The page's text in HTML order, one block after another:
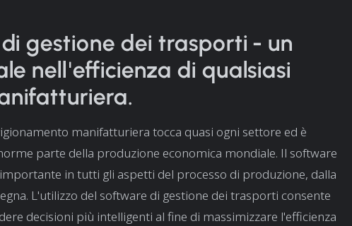
gestione dei trasporti - un
nell'efficienza di qualsiasi
manifatturiera tocca quasi ogni settore ed è
parte della produzione economica mondiale. Il software
in tutti gli aspetti del processo di produzione, dalla
L'utilizzo del software di gestione dei trasporti consente
decisioni più intelligenti al fine di massimizzare l'efficienza